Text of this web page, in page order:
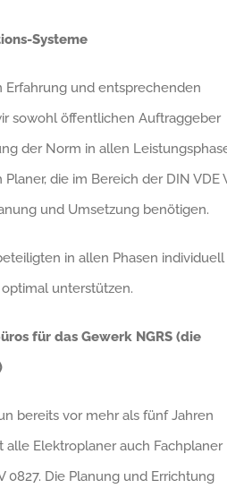
Systeme
und entsprechenden
sowohl öffentlichen Auftraggeber
der Norm in allen
die im Bereich der DIN VDE
und Umsetzung benötigen.
in allen Phasen individuell
unterstützen.
für das Gewerk NGRS (die
bereits vor mehr als fünf Jahren
Elektroplaner auch Fachplaner
0827. Die Planung und Errichtung